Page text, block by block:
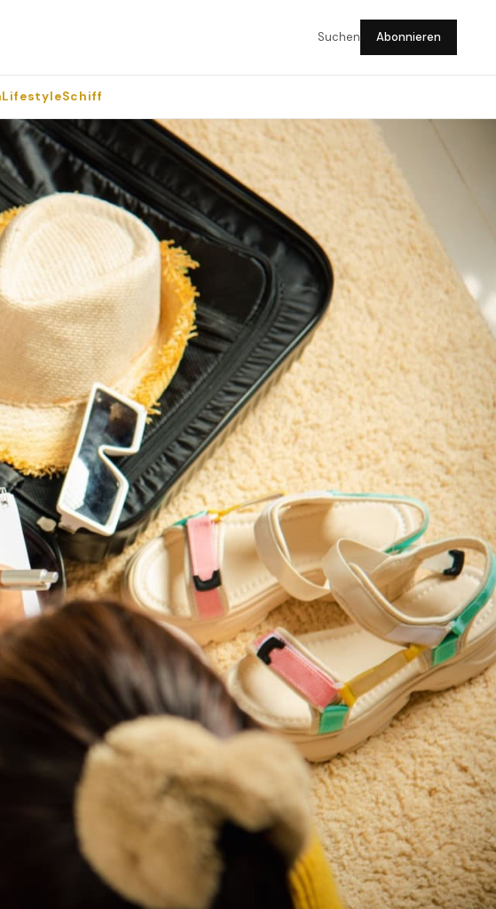
Suchen Abonnieren
LifestyleSchiff